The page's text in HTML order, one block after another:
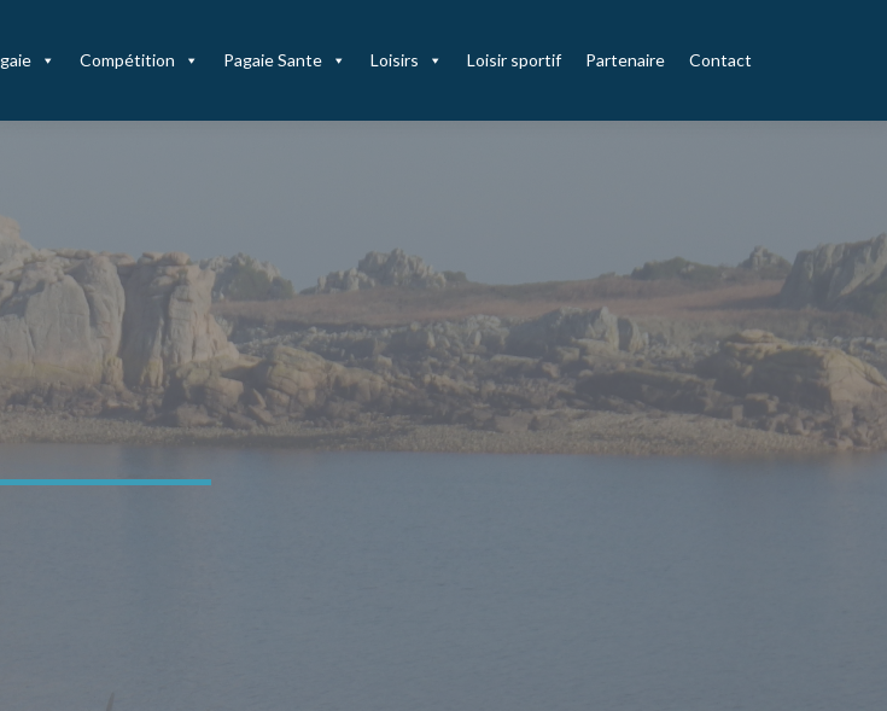
Compétition Pagaie Sante Loisirs Loisir sportif Partenaire Contact